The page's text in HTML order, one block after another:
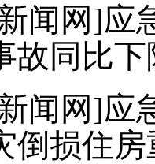
闻网]应
故同比下
闻网]应
倒损住